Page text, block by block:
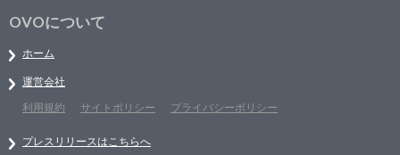
OVOについて
ホーム
運営会社
利用規約
サイトポリシー プライバシーポリシー
プレスリリースはこちらへ